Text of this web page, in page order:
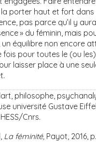
la porter haut et fort dans
pas parce qu’il y
» du féminin, mais
un équilibre non encore
fois pour toutes le (ou
laisser place à une
philosophe,
université Gustave
Cnrs.
La féminité, Payot, 2016,